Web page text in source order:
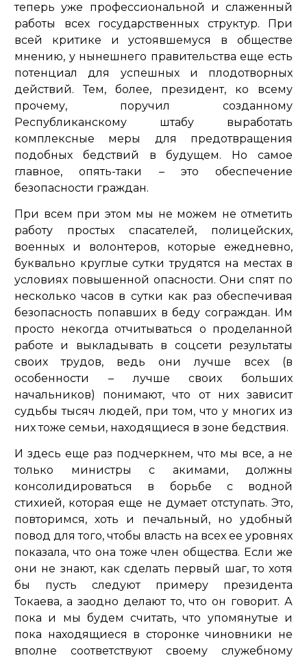
теперь уже профессиональной и слаженный
работы всех государственных структур. При
всей критике и устоявшемуся в обществе
мнению, у нынешнего правительства еще есть
потенциал для успешных и плодотворных
действий. Тем, более, президент, ко всему
прочему, поручил созданному
Республиканскому штабу выработать
комплексные меры для предотвращения
подобных бедствий в будущем. Но самое
главное, опять-таки – это обеспечение
безопасности граждан.
При всем при этом мы не можем не отметить
работу простых спасателей, полицейских,
военных и волонтеров, которые ежедневно,
буквально круглые сутки трудятся на местах в
условиях повышенной опасности. Они спят по
несколько часов в сутки как раз обеспечивая
безопасность попавших в беду сограждан. Им
просто некогда отчитываться о проделанной
работе и выкладывать в соцсети результаты
своих трудов, ведь они лучше всех (в
особенности – лучше своих больших
начальников) понимают, что от них зависит
судьбы тысяч людей, при том, что у многих из
них тоже семьи, находящиеся в зоне бедствия.
И здесь еще раз подчеркнем, что мы все, а не
только министры с акимами, должны
консолидироваться в борьбе с водной
стихией, которая еще не думает отступать. Это,
повторимся, хоть и печальный, но удобный
повод для того, чтобы власть на всех ее уровнях
показала, что она тоже член общества. Если же
они не знают, как сделать первый шаг, то хотя
бы пусть следуют примеру президента
Токаева, а заодно делают то, что он говорит. А
пока и мы будем считать, что упомянутые и
пока находящиеся в сторонке чиновники не
вполне соответствуют своему служебному